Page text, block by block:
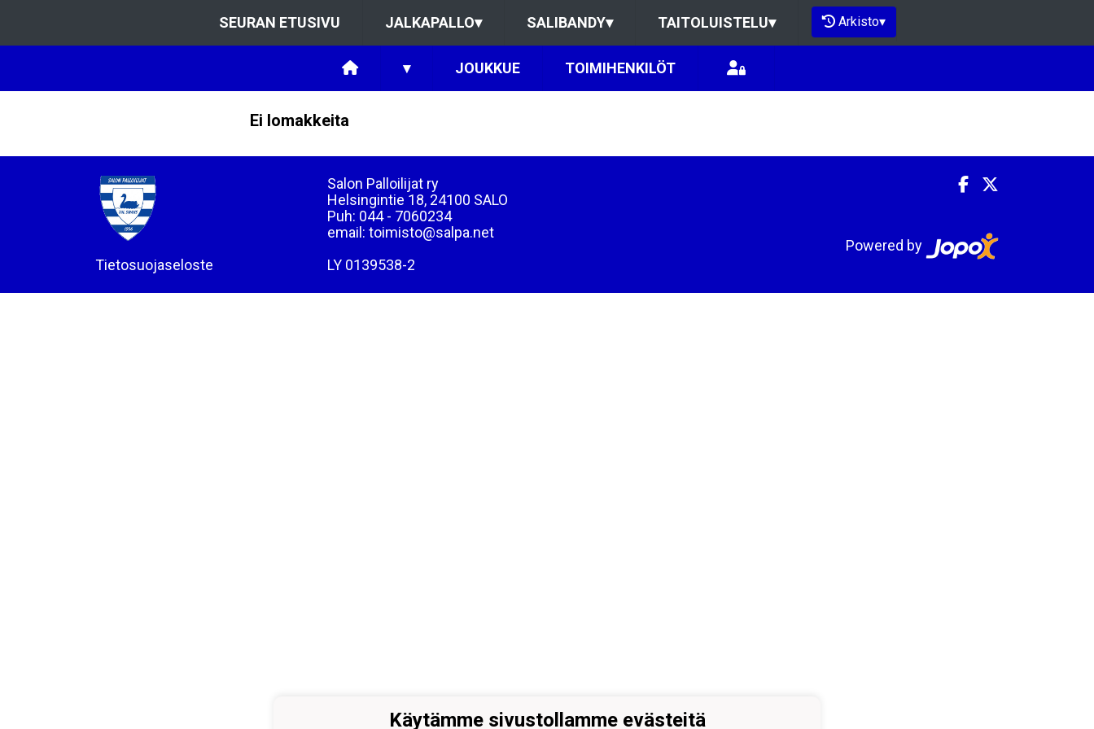
SEURAN ETUSIVU JALKAPALLO▾ SALIBANDY▾ TAITOLUISTELU▾ Arkisto▾
▾ JOUKKUE TOIMIHENKILÖT
Ei lomakkeita
Tietosuojaseloste
Salon Palloilijat ry
Helsingintie 18, 24100 SALO
Puh: 044 - 7060234
email: toimisto@salpa.net
LY 0139538-2
Powered by
Käytämme sivustollamme evästeitä